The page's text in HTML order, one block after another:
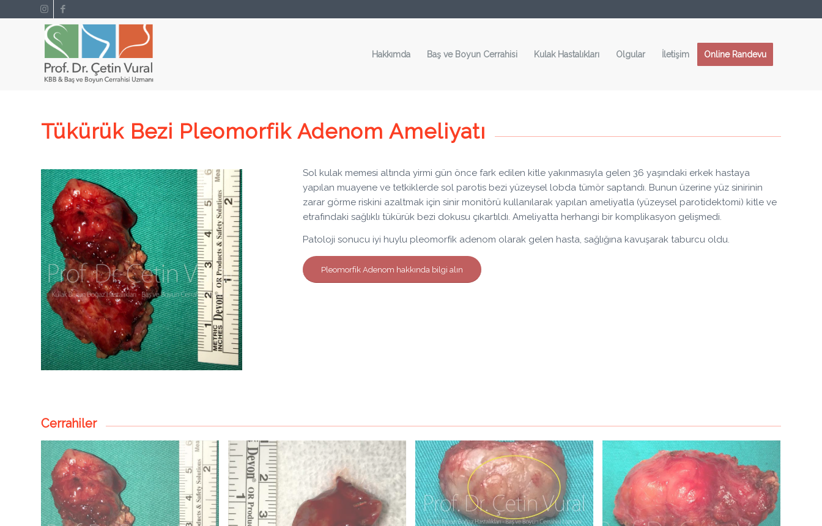
Hakkımda Baş ve Boyun Cerrahisi Kulak Hastalıkları Olgular İletişim Online Randevu
Tükürük Bezi Pleomorfik Adenom Ameliyatı
Sol kulak memesi altında yirmi gün önce fark edilen kitle yakınmasıyla gelen 36 yaşındaki erkek hastaya
yapılan muayene ve tetkiklerde sol parotis bezi yüzeysel lobda tümör saptandı. Bunun üzerine yüz sinirinin
zarar görme riskini azaltmak için sinir monitörü kullanılarak yapılan ameliyatla (yüzeysel parotidektomi) kitle ve
etrafındaki sağlıklı tükürük bezi dokusu çıkartıldı. Ameliyatta herhangi bir komplikasyon gelişmedi.
Patoloji sonucu iyi huylu pleomorfik adenom olarak gelen hasta, sağlığına kavuşarak taburcu oldu.
Pleomorfik Adenom hakkında bilgi alın
Cerrahiler